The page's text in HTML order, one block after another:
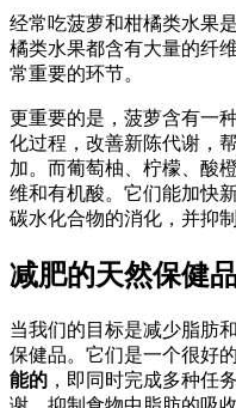
经常吃菠萝和柑橘类水果
橘类水果都含有大量的纤
常重要的环节。
更重要的是，菠萝含有一
化过程，改善新陈代谢，
加。而葡萄柚、柠檬、酸
维和有机酸。它们能加快
碳水化合物的消化，并抑
减肥的天然保健
当我们的目标是减少脂肪
保健品。它们是一个很好
能的 ，即同时完成多种任